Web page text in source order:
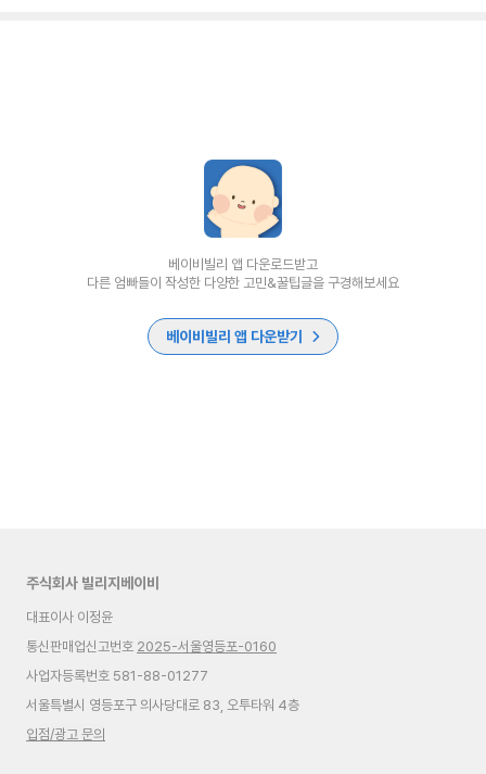
베이비빌리 앱 다운로드받고
다른 엄빠들이 작성한 다양한 고민&꿀팁글을 구경해보세요
베이비빌리 앱 다운받기
주식회사 빌리지베이비
대표이사 이정윤
통신판매업신고번호 2025-서울영등포-0160
사업자등록번호 581-88-01277
서울특별시 영등포구 의사당대로 83, 오투타워 4층
입점/광고 문의